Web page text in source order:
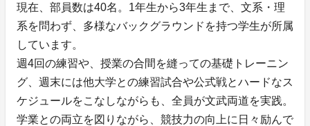
現在、部員数は40名。1年生から3年生まで、文系・理
系を問わず、多様なバックグラウンドを持つ学生が所属
しています。
週4回の練習や、授業の合間を縫っての基礎トレーニン
グ、週末には他大学との練習試合や公式戦とハードなス
ケジュールをこなしながらも、全員が文武両道を実践。
学業との両立を図りながら、競技力の向上に日々励んで